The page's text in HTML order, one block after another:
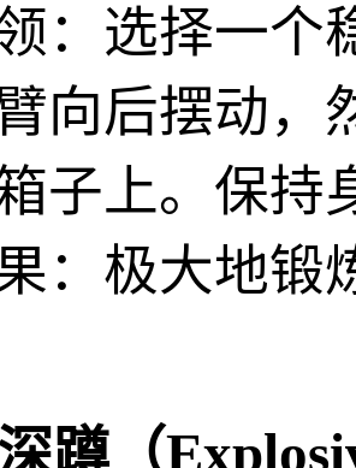
：选择一个
向后摆动，
子上。保持
：极大地锻
蹲（